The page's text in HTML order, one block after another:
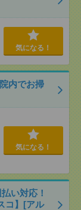
気になる！
内でお掃
気になる！
い対応！
コ】[アル